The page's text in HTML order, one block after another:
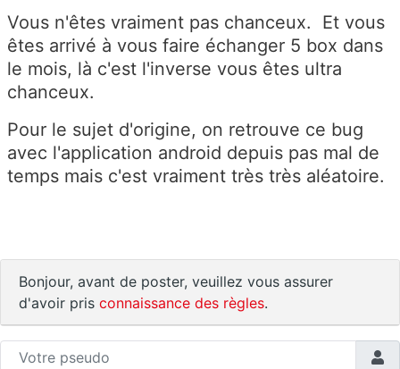
Vous n'êtes vraiment pas chanceux. Et vous
êtes arrivé à vous faire échanger 5 box dans
le mois, là c'est l'inverse vous êtes ultra
chanceux.
Pour le sujet d'origine, on retrouve ce bug
avec l'application android depuis pas mal de
temps mais c'est vraiment très très aléatoire.
Bonjour, avant de poster, veuillez vous assurer
d'avoir pris connaissance des règles.